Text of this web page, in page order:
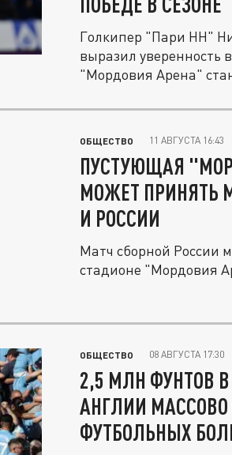
Голкипер "Пари НН"
выразил уверенность
"Мордовия Арена"
ОБЩЕСТВО 11 АВГУСТА 16:43
ПУСТУЮЩАЯ
МОЖЕТ ПРИНЯТЬ
И РОССИИ
Матч сборной России
стадионе "Мордовия
ОБЩЕСТВО 08 АВГУСТА 17:30
2,5 МЛН ФУНТОВ
АНГЛИИ
ФУТБОЛЬНЫХ